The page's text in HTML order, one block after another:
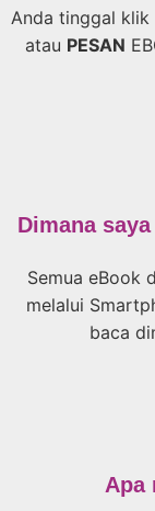
Anda tinggal klik
atau PESAN
Dimana
Semua eBook
melalui
baca
Apa